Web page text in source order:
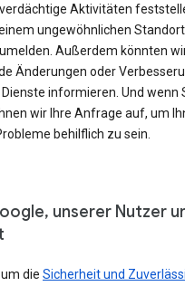
Aktivitäten
ungewöhnlichen
Außerdem könnten
Änderungen oder
informieren. Und wenn
wir Ihre Anfrage auf, um
behilflich zu sein.
unserer Nutzer
die Sicherheit und